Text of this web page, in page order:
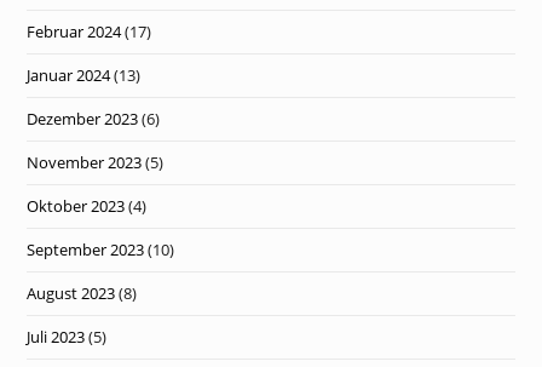
Februar 2024(17)
Januar 2024(13)
Dezember 2023(6)
November 2023(5)
Oktober 2023(4)
September 2023(10)
August 2023(8)
Juli 2023(5)